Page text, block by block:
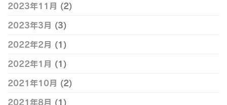
2023年11月 (2)
2023年3月 (3)
2022年2月 (1)
2022年1月 (1)
2021年10月 (2)
2021年8月 (1)